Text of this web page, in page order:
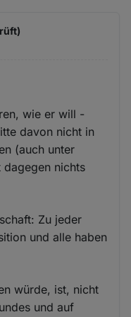
wie er will -
davon nicht in
(auch unter
dagegen nichts
Zu jeder
und alle haben
würde, ist, nicht
und auf